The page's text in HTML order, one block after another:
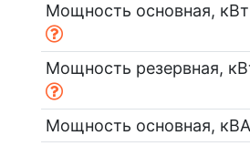
Мощность основная, кВт
Мощность резервная,
Мощность основная, кВА